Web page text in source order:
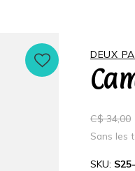
DEUX
C$ 34,00
Sans les
SKU: